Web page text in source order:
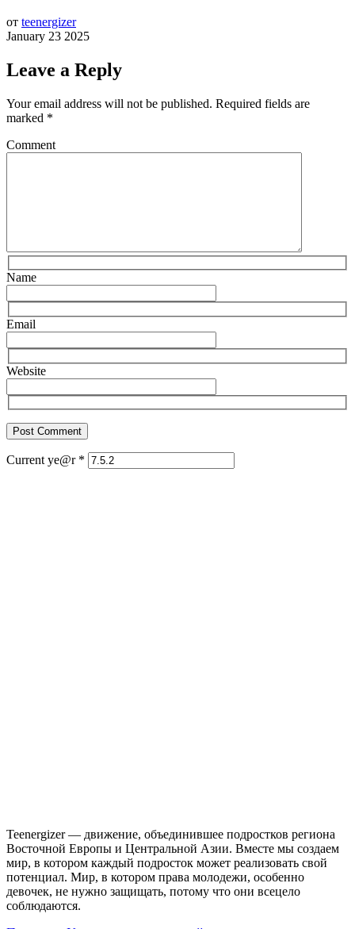
от teenergizer
January 23 2025
Leave a Reply
Your email address will not be published. Required fields are
marked *
Comment
Name
Email
Website
Current ye@r *
Teenergizer — движение, объединившее подростков региона
Восточной Европы и Центральной Азии. Вместе мы создаем
мир, в котором каждый подросток может реализовать свой
потенциал. Мир, в котором права молодежи, особенно
девочек, не нужно защищать, потому что они всецело
соблюдаются.